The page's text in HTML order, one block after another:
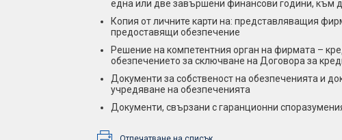
една или две завършени финансови години, към
Копия от личните карти на: представляващия
предоставящи обезпечение
Решение на компетентния орган на фирмата –
обезпечението за сключване на Договора за
Документи за собственост на обезпеченията и
учредяване на обезпеченията
Документи, свързани с гаранционни